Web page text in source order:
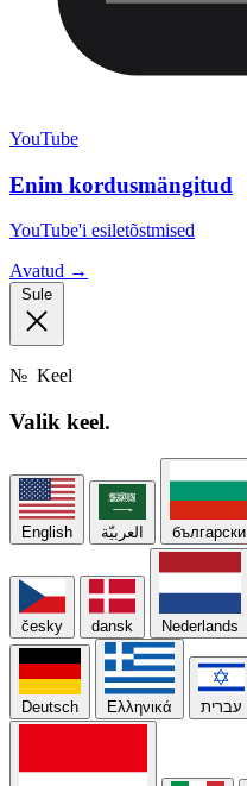
YouTube
Enim kordusmängitud
YouTube'i esiletõstmised
Avatud →
Sule
№ Keel
Valik keel.
English العربيّة български
česky dansk Nederlands
Deutsch Ελληνικά עברית